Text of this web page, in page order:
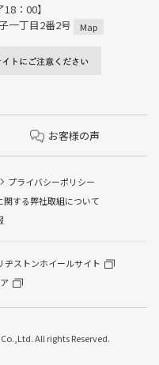
了18：00】
一丁目2番2号
Map
お客様の声
プライバシーポリシー
関する弊社取組について
ヂストンホイールサイト
All rights Reserved.
替え/オイル交換/その他
約 ※クローク契約会員の